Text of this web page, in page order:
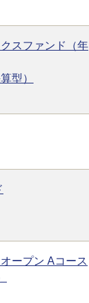
スファンド（年
型）
ープン Aコース